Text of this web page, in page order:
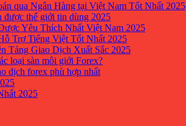
qua Ngân Hàng tại Việt Nam Tốt Nhất 2025
được thế giới tin dùng 2025
Yêu Thích Nhất Việt Nam 2025
Trợ Tiếng Việt Tốt Nhất 2025
Tảng Giao Dịch Xuất Sắc 2025
loại sàn môi giới Forex?
dịch forex phù hợp nhất
2025